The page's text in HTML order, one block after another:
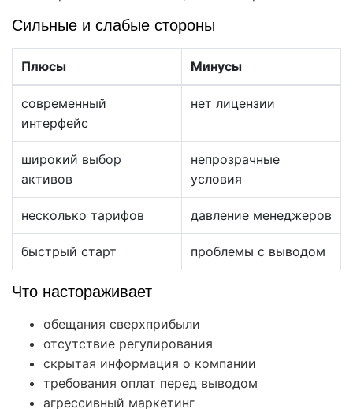
Сильные и слабые стороны
Плюсы Минусы
современный
интерфейс
нет лицензии
широкий выбор
активов
непрозрачные
условия
несколько тарифов давление менеджеров
быстрый старт проблемы с выводом
Что настораживает
обещания сверхприбыли
отсутствие регулирования
скрытая информация о компании
требования оплат перед выводом
агрессивный маркетинг